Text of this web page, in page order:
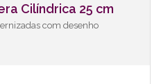
Cilíndrica 25 cm
com desenho